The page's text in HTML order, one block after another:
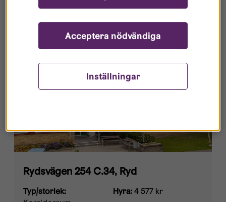
Rydsvägen 254 C.34, Ryd
Typ/storlek:
Hyra: 4 577 kr
Inställningar
Acceptera nödvändiga